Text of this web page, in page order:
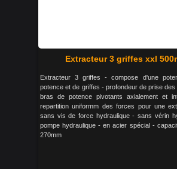
Extracteur 3 griffes xxl
Extracteur 3 griffes - compose d'une
potence et de griffes - profondeur de prise
bras de potence pivotants axialement et
repartition uniformm des forces pour une
sans vis de force hydraulique - sans vérin
pompe hydraulique - en acier spécial -
270mm